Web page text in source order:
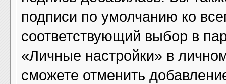
подписи по умолчанию ко
соответствующий выбор в
«Личные настройки» в
сможете отменить